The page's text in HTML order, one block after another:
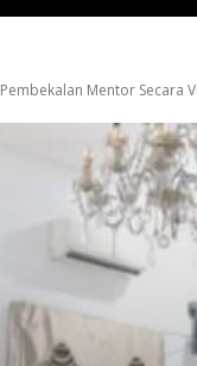
Mentor Secara